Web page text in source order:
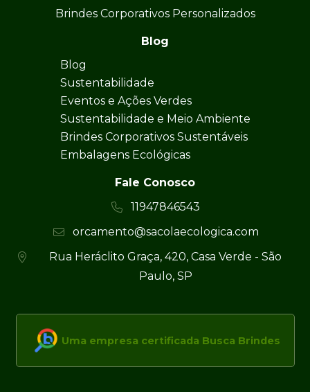
Brindes Corporativos Personalizados
Blog
Blog
Sustentabilidade
Eventos e Ações Verdes
Sustentabilidade e Meio Ambiente
Brindes Corporativos Sustentáveis
Embalagens Ecológicas
Fale Conosco
11947846543
orcamento@sacolaecologica.com
Rua Heráclito Graça, 420, Casa Verde - São
Paulo, SP
Uma empresa certificada Busca Brindes